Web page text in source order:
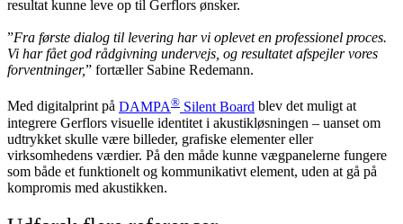
resultat kunne leve op til Gerflors ønsker.
”Fra første dialog til levering har vi oplevet en professionel proces.
Vi har fået god rådgivning undervejs, og resultatet afspejler vores
forventninger,” fortæller Sabine Redemann.
Med digitalprint på DAMPA® Silent Board blev det muligt at
integrere Gerflors visuelle identitet i akustikløsningen – uanset om
udtrykket skulle være billeder, grafiske elementer eller
virksomhedens værdier. På den måde kunne vægpanelerne fungere
som både et funktionelt og kommunikativt element, uden at gå på
kompromis med akustikken.